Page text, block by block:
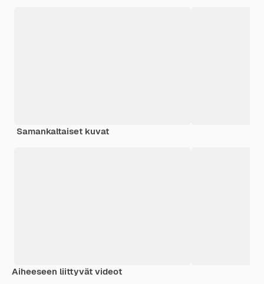
Samankaltaiset kuvat
Aiheeseen liittyvät videot